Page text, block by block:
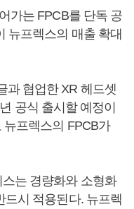
가는 FPCB를 단독 공
뉴프렉스의 매출 확대
과 협업한 XR 헤드셋
공식 출시할 예정이
프렉스의 FPCB가
는 경량화와 소형화
드시 적용된다. 뉴프렉